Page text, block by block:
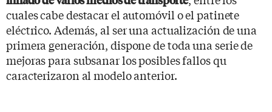
cuales cabe destacar el automóvil o el patinete
eléctrico. Además, al ser una actualización de una
primera generación, dispone de toda una serie de
mejoras para subsanar los posibles fallos qu
caracterizaron al modelo anterior.